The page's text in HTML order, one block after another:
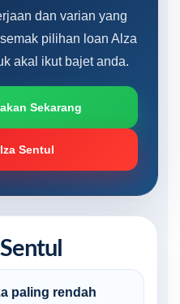
dan varian yang
pilihan loan Alza
akal ikut bajet anda.
Sekarang
Sentul
paling rendah